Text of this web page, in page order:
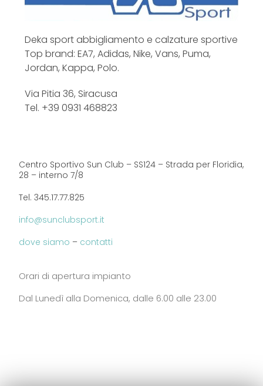
Deka sport abbigliamento e calzature sportive
Top brand: EA7, Adidas, Nike, Vans, Puma,
Jordan, Kappa, Polo.
Via Pitia 36, Siracusa
Tel. +39 0931 468823
Centro Sportivo Sun Club – SS124 – Strada per Floridia,
28 – interno 7/8
Tel. 345.17.77.825
info@sunclubsport.it
dove siamo – contatti
Orari di apertura impianto
Dal Lunedì alla Domenica, dalle 6.00 alle 23.00